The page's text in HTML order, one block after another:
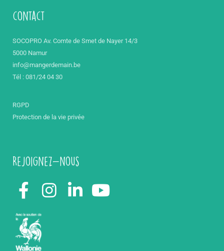
contact
SOCOPRO Av. Comte de Smet de Nayer 14/3
5000 Namur
info@mangerdemain.be
Tél : 081/24 04 30
RGPD
Protection de la vie privée
Rejoignez-nous